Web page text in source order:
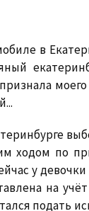
в
ходом по
у девочки
на
подать